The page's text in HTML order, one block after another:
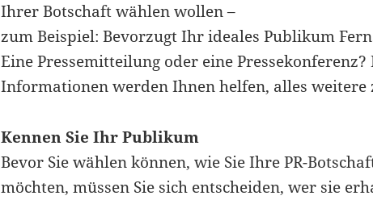
Ihrer Botschaft wählen wollen –
zum Beispiel: Bevorzugt Ihr ideales Publikum
Eine Pressemitteilung oder eine Pressekonferenz?
Informationen werden Ihnen helfen, alles weitere
Kennen Sie Ihr Publikum
Bevor Sie wählen können, wie Sie Ihre PR-
möchten, müssen Sie sich entscheiden, wer sie